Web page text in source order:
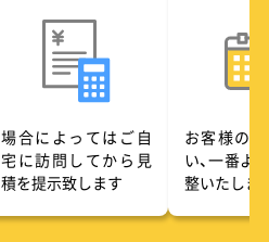
場合によってはご自
宅に訪問してから見
積を提示致します
お客様の
い、一番よ
整いたしま